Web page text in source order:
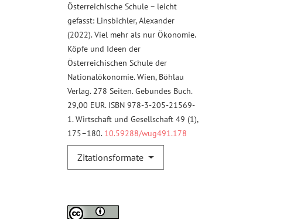
Österreichische Schule – leicht
gefasst: Linsbichler, Alexander
(2022). Viel mehr als nur Ökonomie.
Köpfe und Ideen der
Österreichischen Schule der
Nationalökonomie. Wien, Böhlau
Verlag. 278 Seiten. Gebundes Buch.
29,00 EUR. ISBN 978-3-205-21569-
1. Wirtschaft und Gesellschaft 49 (1),
175–180.10.59288/wug491.178
Zitationsformate